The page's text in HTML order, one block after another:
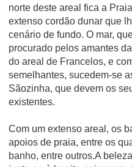
norte deste areal fica a
extenso cordão dunar que
cenário de fundo. O mar,
procurado pelos amantes
do areal de Francelos, e
semelhantes, sucedem-se
Sãozinha, que devem os
existentes.
Com um extenso areal, os
apoios de praia, entre os
banho, entre outros.A